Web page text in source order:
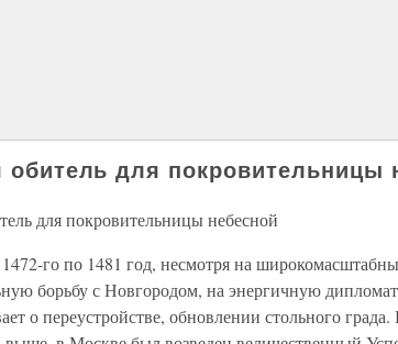
обитель для покровительницы
для покровительницы небесной
го по 1481 год, несмотря на
борьбу с Новгородом, на энергичную
о переустройстве, обновлении стольного